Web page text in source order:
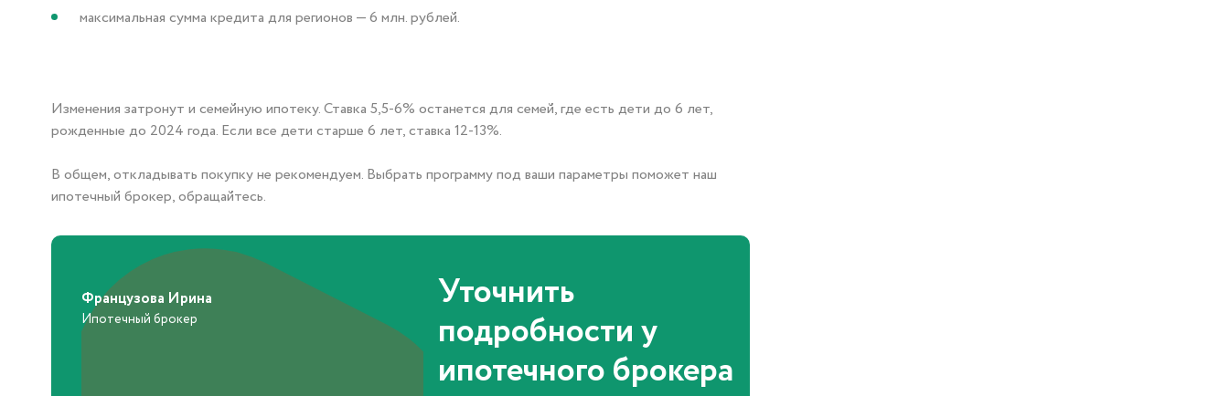
максимальная сумма кредита для регионов — 6 млн. рублей.
Изменения затронут и семейную ипотеку. Ставка 5,5-6% останется для семей, где есть дети до 6 лет,
рожденные до 2024 года. Если все дети старше 6 лет, ставка 12-13%.
В общем, откладывать покупку не рекомендуем. Выбрать программу под ваши параметры поможет наш
ипотечный брокер, обращайтесь.
Французова Ирина
Ипотечный брокер
Уточнить
подробности у
ипотечного брокера